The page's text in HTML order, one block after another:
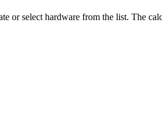
or select hardware from the list. The